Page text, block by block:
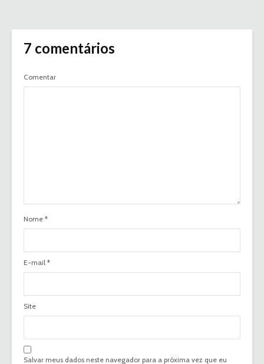
7 comentários
Comentar
Nome *
E-mail *
Site
Salvar meus dados neste navegador para a próxima vez que eu